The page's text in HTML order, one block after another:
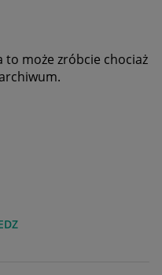
to może zróbcie chociaż